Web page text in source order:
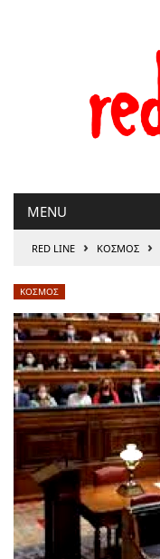
MENU
RED LINE › ΚΟΣΜΟΣ ›
ΚΟΣΜΟΣ